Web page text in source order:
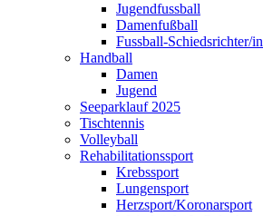
Jugendfussball
Damenfußball
Fussball-Schiedsrichter/in
Handball
Damen
Jugend
Seeparklauf 2025
Tischtennis
Volleyball
Rehabilitationssport
Krebssport
Lungensport
Herzsport/Koronarsport